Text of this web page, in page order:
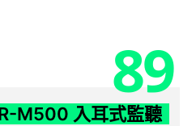
89
M500 入耳式監聽